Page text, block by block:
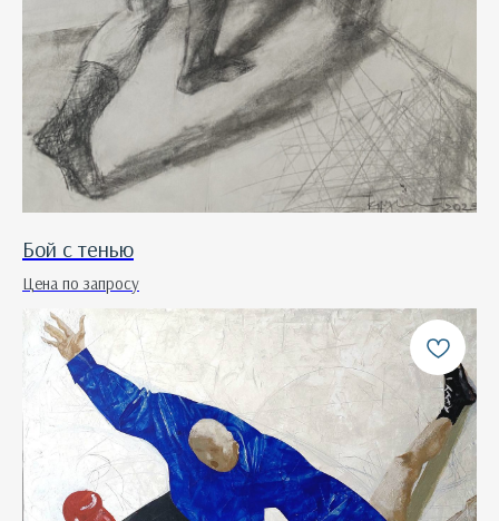
Бой с тенью
Цена по запросу